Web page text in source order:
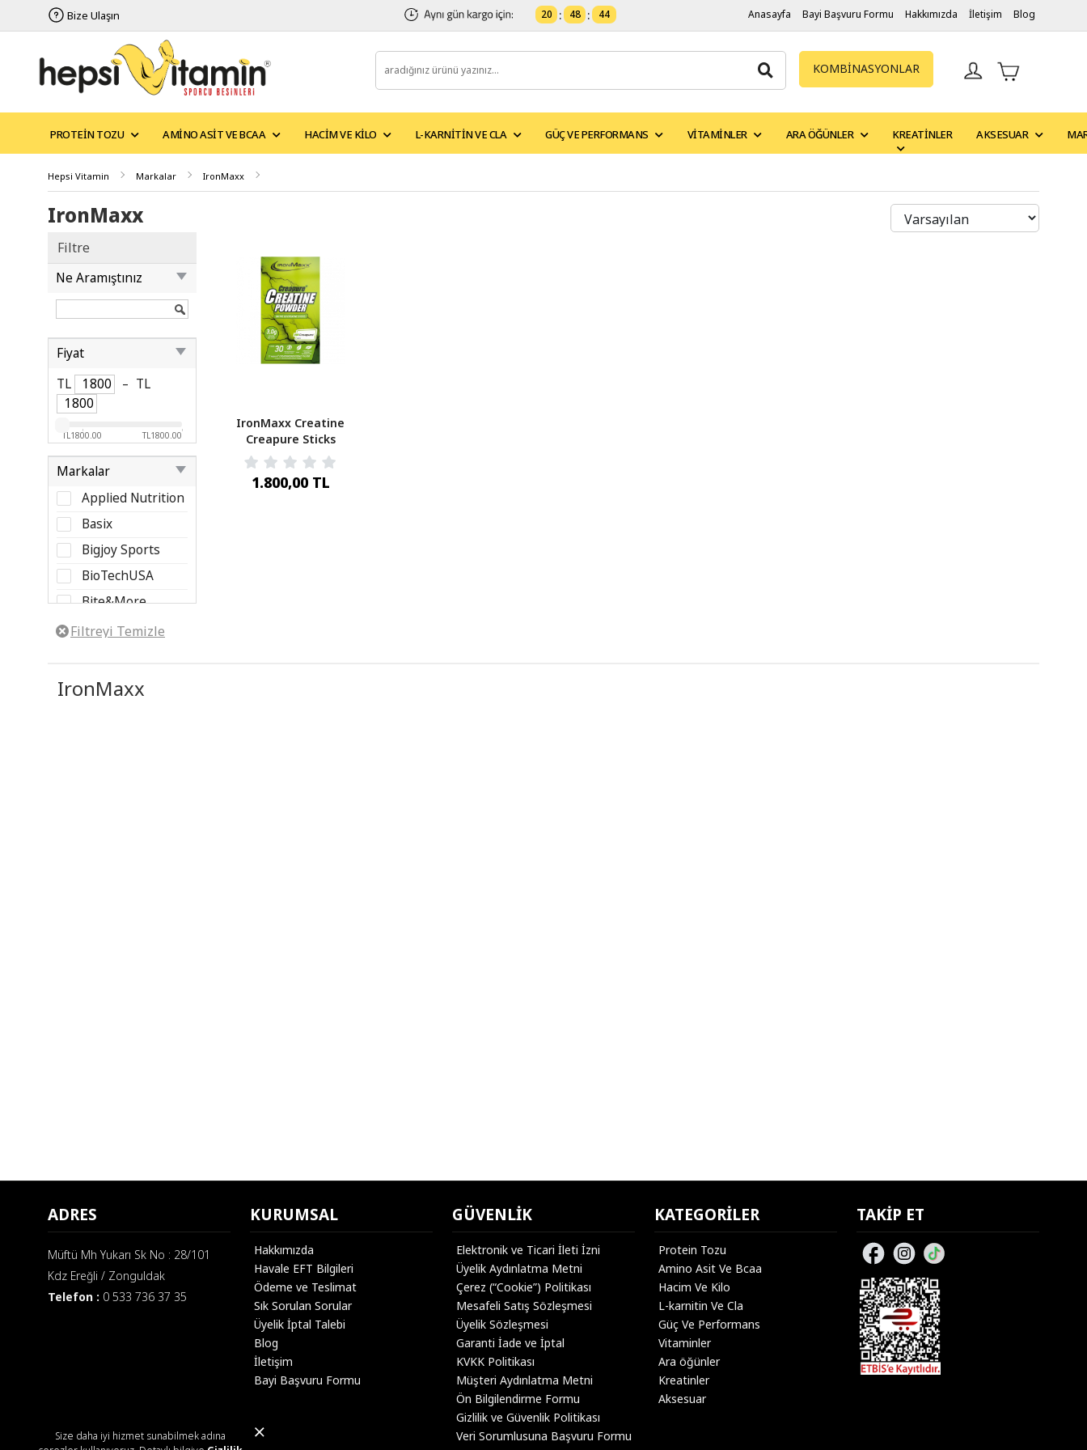
Size daha iyi hizmet sunabilmek adına
Bize Ulaşın 20 : 48 : 43 Anasayfa Bayi Başvuru Formu Hakkımızda İletişim Blog
KOMBİNASYONLAR
PROTEIN TOZU AMINO ASIT VE BCAA HACIM VE KILO L-KARNITIN VE CLA GÜÇ VE PERFORMANS VITAMINLER ARA ÖĞÜNLER KREATINLER AKSESUAR
Hepsi Vitamin Markalar IronMaxx
IronMaxx
Filtre
Ne Aramıştınız
Fiyat
TL
– TL
TL1800.00 TL1800.00
Markalar
Applied Nutrition
Basix
Bigjoy Sports
BioTechUSA
Bite&More
Clean Powders
FA Nutrition
Nutrition
Velavit
Wellcare
Z Konzept
Zade Vital
IronMaxx Creatine
Creapure Sticks
Aromasız 102 Gr
1.800,00 TL
IronMaxx
ADRES
Müftü Mh Yukarı Sk No : 28/101
Kdz Ereğli / Zonguldak
Telefon : 0 533 736 37 35
KURUMSAL
Hakkımızda
Havale EFT Bilgileri
Ödeme ve Teslimat
Sık Sorulan Sorular
Üyelik İptal Talebi
Blog
İletişim
Bayi Başvuru Formu
GÜVENLIK
Elektronik ve Ticari İleti İzni
Üyelik Aydınlatma Metni
Çerez (“Cookie”) Politikası
Mesafeli Satış Sözleşmesi
Üyelik Sözleşmesi
Garanti İade ve İptal
KVKK Politikası
Müşteri Aydınlatma Metni
Ön Bilgilendirme Formu
Gizlilik ve Güvenlik Politikası
Veri Sorumlusuna Başvuru Formu
KATEGORILER
Protein Tozu
Amino Asit Ve Bcaa
Hacim Ve Kilo
L-karnitin Ve Cla
Güç Ve Performans
Vitaminler
Ara öğünler
Kreatinler
Aksesuar
TAKIP ET